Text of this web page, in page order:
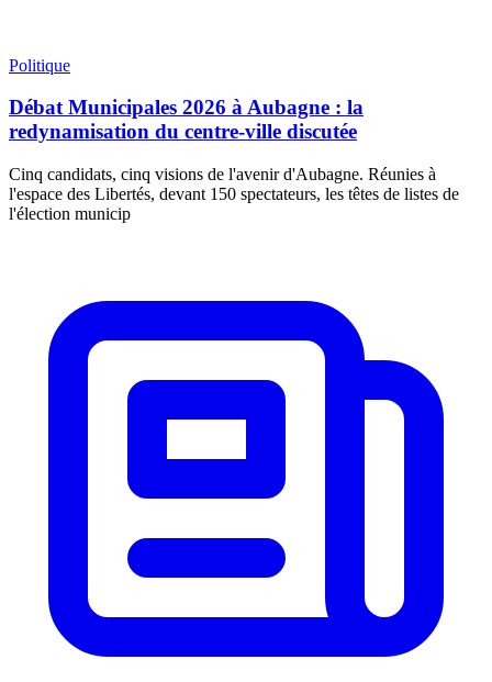
Politique
Débat Municipales 2026 à Aubagne : la
redynamisation du centre-ville discutée
Cinq candidats, cinq visions de l'avenir d'Aubagne. Réunies à
l'espace des Libertés, devant 150 spectateurs, les têtes de listes de
l'élection municip